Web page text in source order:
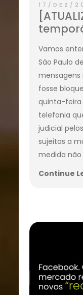
17/DEZ/
Vamos
São Paulo
mensagens
fosse
quinta-feira
telefonia
judicial
sujeitas a
medida não
Continue